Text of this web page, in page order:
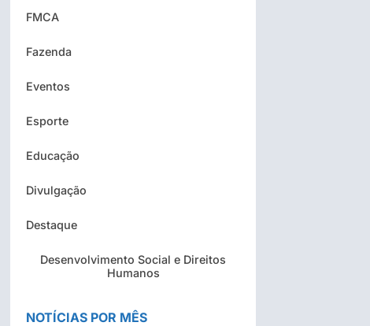
FMCA
Fazenda
Eventos
Esporte
Educação
Divulgação
Destaque
Desenvolvimento Social e Direitos
Humanos
NOTÍCIAS POR MÊS